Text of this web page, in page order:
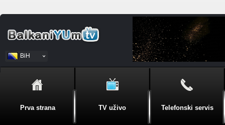
BiH
Srpski
Prva strana TV uživo Telefonski servis